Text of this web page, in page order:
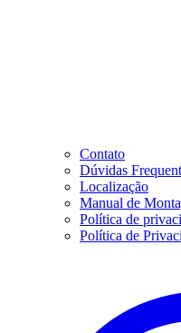
Contato
Dúvidas
Localização
Manual de
Política de
Política de